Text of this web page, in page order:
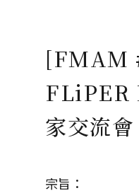
[FMAM
FLiPER
家交流會
宗旨：